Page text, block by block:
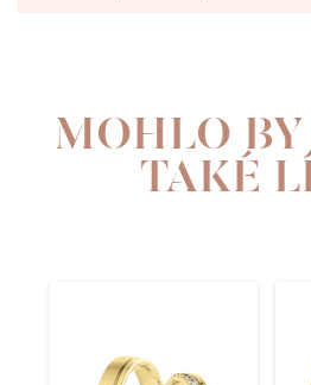
MOHLO BY
TAKÉ